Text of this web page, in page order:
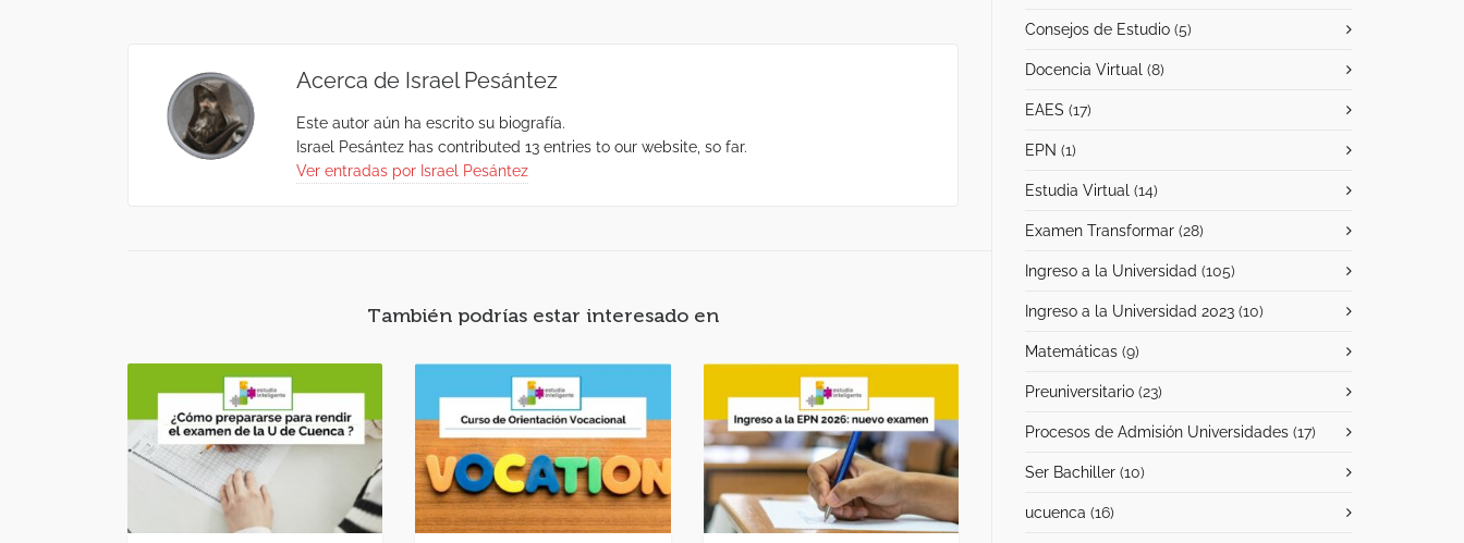
Acerca de Israel Pesántez
Este autor aún ha escrito su biografía.
Israel Pesántez has contributed 13 entries to our website, so far.
Ver entradas por Israel Pesántez
También podrías estar interesado en
Consejos de Estudio (5)
Docencia Virtual (8)
EAES (17)
EPN (1)
Estudia Virtual (14)
Examen Transformar (28)
Ingreso a la Universidad (105)
Ingreso a la Universidad 2023 (10)
Matemáticas (9)
Preuniversitario (23)
Procesos de Admisión Universidades (17)
Ser Bachiller (10)
ucuenca (16)